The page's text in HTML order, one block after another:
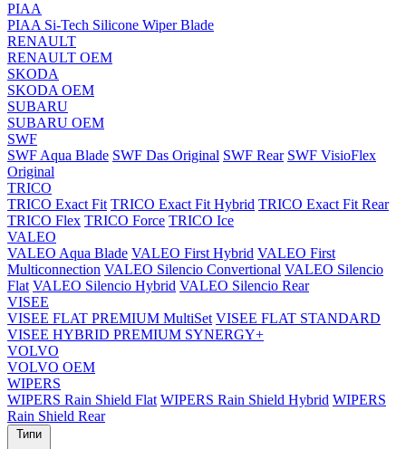
PIAA
PIAA Si-Tech Silicone Wiper Blade
RENAULT
RENAULT OEM
SKODA
SKODA OEM
SUBARU
SUBARU OEM
SWF
SWF Aqua Blade SWF Das Original SWF Rear SWF VisioFlex
Original
TRICO
TRICO Exact Fit TRICO Exact Fit Hybrid TRICO Exact Fit Rear
TRICO Flex TRICO Force TRICO Ice
VALEO
VALEO Aqua Blade VALEO First Hybrid VALEO First
Multiconnection VALEO Silencio Convertional VALEO Silencio
Flat VALEO Silencio Hybrid VALEO Silencio Rear
VISEE
VISEE FLAT PREMIUM MultiSet VISEE FLAT STANDARD
VISEE HYBRID PREMIUM SYNERGY+
VOLVO
VOLVO OEM
WIPERS
WIPERS Rain Shield Flat WIPERS Rain Shield Hybrid WIPERS
Rain Shield Rear
Типи